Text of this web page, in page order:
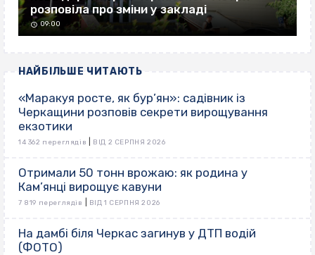
розповіла про зміни у закладі
09:00
НАЙБІЛЬШЕ ЧИТАЮТЬ
«Маракуя росте, як бур’ян»: садівник із
Черкащини розповів секрети вирощування
екзотики
14 362 переглядів ВІД 2 СЕРПНЯ 2026
Отримали 50 тонн врожаю: як родина у
Кам’янці вирощує кавуни
7 819 переглядів ВІД 1 СЕРПНЯ 2026
На дамбі біля Черкас загинув у ДТП водій
(ФОТО)